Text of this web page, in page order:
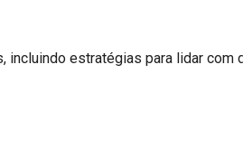
estratégias para lidar com